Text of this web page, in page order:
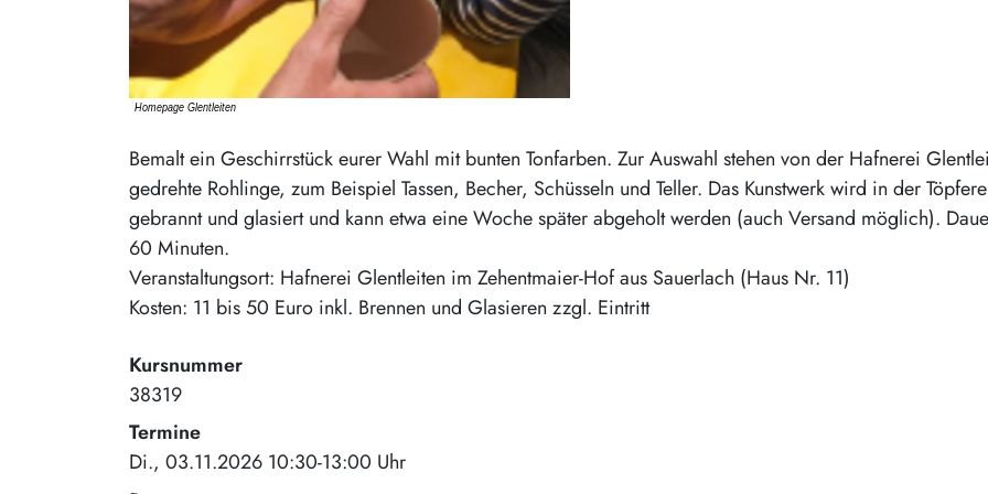
Bemalt ein Geschirrstück eurer Wahl mit bunten Tonfarben. Zur Auswahl stehen von der Hafnerei
gedrehte Rohlinge, zum Beispiel Tassen, Becher, Schüsseln und Teller. Das Kunstwerk wird in der
gebrannt und glasiert und kann etwa eine Woche später abgeholt werden (auch Versand möglich).
60 Minuten.
Veranstaltungsort: Hafnerei Glentleiten im Zehentmaier-Hof aus Sauerlach (Haus Nr. 11)
Kosten: 11 bis 50 Euro inkl. Brennen und Glasieren zzgl. Eintritt
Kursnummer
38319
Termine
Di., 03.11.2026 10:30-13:00 Uhr